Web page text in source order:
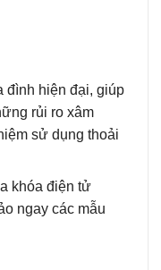
đình hiện đại, giúp
rủi ro xâm
sử dụng thoải
khóa điện tử
ngay các mẫu